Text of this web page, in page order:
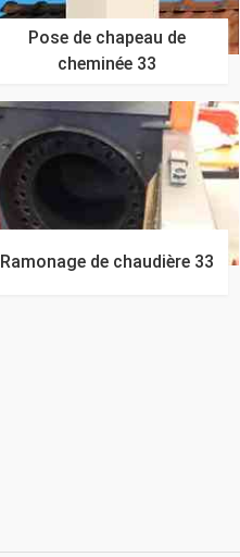
Pose de chapeau de
cheminée 33
Ramonage de chaudière 33